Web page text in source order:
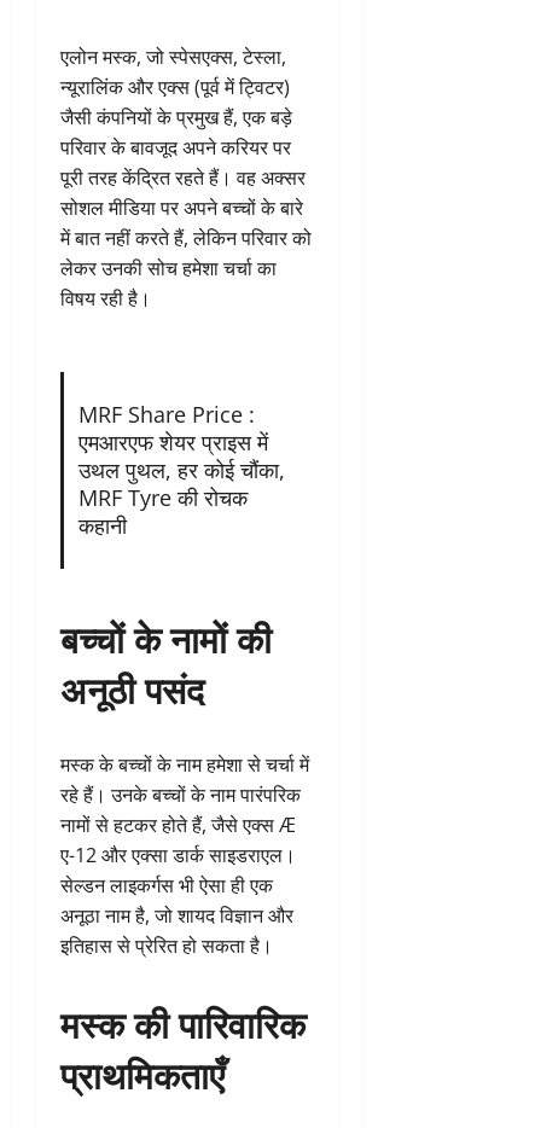
एलोन मस्क, जो स्पेसएक्स, टेस्ला,
न्यूरालिंक और एक्स (पूर्व में ट्विटर)
जैसी कंपनियों के प्रमुख हैं, एक बड़े
परिवार के बावजूद अपने करियर पर
पूरी तरह केंद्रित रहते हैं। वह अक्सर
सोशल मीडिया पर अपने बच्चों के बारे
में बात नहीं करते हैं, लेकिन परिवार को
लेकर उनकी सोच हमेशा चर्चा का
विषय रही है।
MRF Share Price :
एमआरएफ शेयर प्राइस में
उथल पुथल, हर कोई चौंका,
MRF Tyre की रोचक
कहानी
बच्चों के नामों की
अनूठी पसंद
मस्क के बच्चों के नाम हमेशा से चर्चा में
रहे हैं। उनके बच्चों के नाम पारंपरिक
नामों से हटकर होते हैं, जैसे एक्स Æ
ए-12 और एक्सा डार्क साइडराएल।
सेल्डन लाइकर्गस भी ऐसा ही एक
अनूठा नाम है, जो शायद विज्ञान और
इतिहास से प्रेरित हो सकता है।
मस्क की पारिवारिक
प्राथमिकताएँ